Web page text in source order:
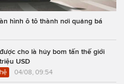
hình ô tô thành nơi quảng bá
cho là hủy bom tấn thế giới
USD
04/08, 09:54